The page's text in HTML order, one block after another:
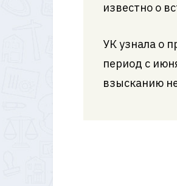
известно о
УК узнала о
период с
взысканию